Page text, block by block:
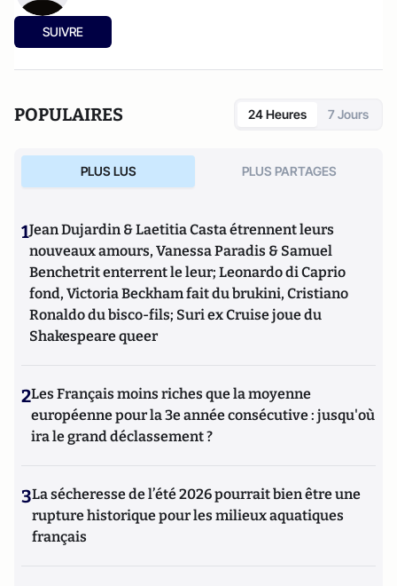
SUIVRE
POPULAIRES 24 Heures 7 Jours
PLUS LUS PLUS PARTAGES
1Jean Dujardin & Laetitia Casta étrennent leurs
nouveaux amours, Vanessa Paradis & Samuel
Benchetrit enterrent le leur; Leonardo di Caprio
fond, Victoria Beckham fait du brukini, Cristiano
Ronaldo du bisco-fils; Suri ex Cruise joue du
Shakespeare queer
2Les Français moins riches que la moyenne
européenne pour la 3e année consécutive : jusqu'où
ira le grand déclassement ?
3La sécheresse de l’été 2026 pourrait bien être une
rupture historique pour les milieux aquatiques
français